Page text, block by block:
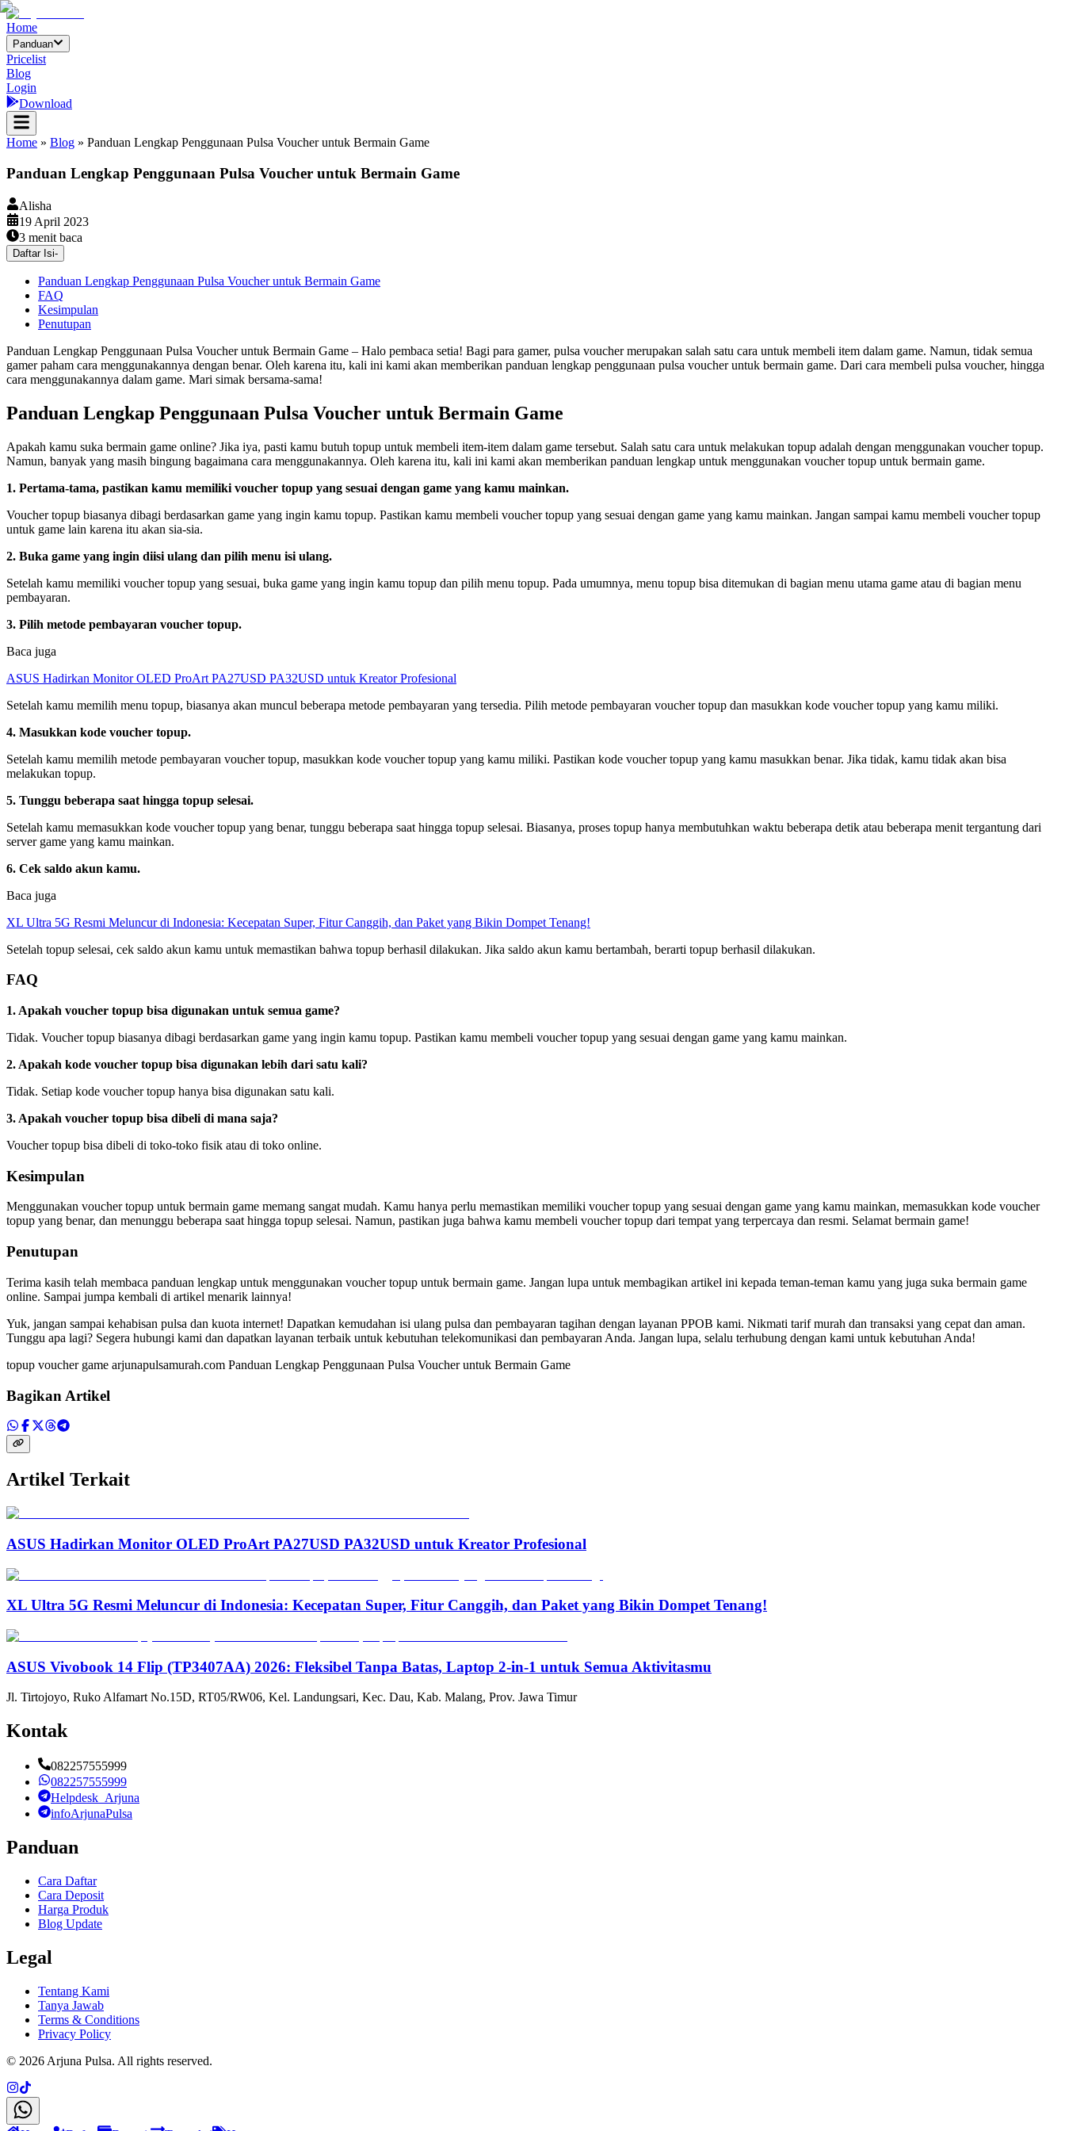
Home
Panduan
Pricelist
Blog
Login
Download
Home » Blog » Panduan Lengkap Penggunaan Pulsa Voucher untuk Bermain Game
Panduan Lengkap Penggunaan Pulsa Voucher untuk Bermain Game
Alisha
19 April 2023
3 menit baca
Daftar Isi-
Panduan Lengkap Penggunaan Pulsa Voucher untuk Bermain Game
FAQ
Kesimpulan
Penutupan
Panduan Lengkap Penggunaan Pulsa Voucher untuk Bermain Game – Halo pembaca setia! Bagi para gamer, pulsa voucher merupakan salah satu cara untuk membeli item dalam game. Namun, tidak semua
gamer paham cara menggunakannya dengan benar. Oleh karena itu, kali ini kami akan memberikan panduan lengkap penggunaan pulsa voucher untuk bermain game. Dari cara membeli pulsa voucher, hingga
cara menggunakannya dalam game. Mari simak bersama-sama!
Panduan Lengkap Penggunaan Pulsa Voucher untuk Bermain Game
Apakah kamu suka bermain game online? Jika iya, pasti kamu butuh topup untuk membeli item-item dalam game tersebut. Salah satu cara untuk melakukan topup adalah dengan menggunakan voucher topup.
Namun, banyak yang masih bingung bagaimana cara menggunakannya. Oleh karena itu, kali ini kami akan memberikan panduan lengkap untuk menggunakan voucher topup untuk bermain game.
1. Pertama-tama, pastikan kamu memiliki voucher topup yang sesuai dengan game yang kamu mainkan.
Voucher topup biasanya dibagi berdasarkan game yang ingin kamu topup. Pastikan kamu membeli voucher topup yang sesuai dengan game yang kamu mainkan. Jangan sampai kamu membeli voucher topup
untuk game lain karena itu akan sia-sia.
2. Buka game yang ingin diisi ulang dan pilih menu isi ulang.
Setelah kamu memiliki voucher topup yang sesuai, buka game yang ingin kamu topup dan pilih menu topup. Pada umumnya, menu topup bisa ditemukan di bagian menu utama game atau di bagian menu
pembayaran.
3. Pilih metode pembayaran voucher topup.
Baca juga
ASUS Hadirkan Monitor OLED ProArt PA27USD PA32USD untuk Kreator Profesional
Setelah kamu memilih menu topup, biasanya akan muncul beberapa metode pembayaran yang tersedia. Pilih metode pembayaran voucher topup dan masukkan kode voucher topup yang kamu miliki.
4. Masukkan kode voucher topup.
Setelah kamu memilih metode pembayaran voucher topup, masukkan kode voucher topup yang kamu miliki. Pastikan kode voucher topup yang kamu masukkan benar. Jika tidak, kamu tidak akan bisa
melakukan topup.
5. Tunggu beberapa saat hingga topup selesai.
Setelah kamu memasukkan kode voucher topup yang benar, tunggu beberapa saat hingga topup selesai. Biasanya, proses topup hanya membutuhkan waktu beberapa detik atau beberapa menit tergantung dari
server game yang kamu mainkan.
6. Cek saldo akun kamu.
Baca juga
XL Ultra 5G Resmi Meluncur di Indonesia: Kecepatan Super, Fitur Canggih, dan Paket yang Bikin Dompet Tenang!
Setelah topup selesai, cek saldo akun kamu untuk memastikan bahwa topup berhasil dilakukan. Jika saldo akun kamu bertambah, berarti topup berhasil dilakukan.
FAQ
1. Apakah voucher topup bisa digunakan untuk semua game?
Tidak. Voucher topup biasanya dibagi berdasarkan game yang ingin kamu topup. Pastikan kamu membeli voucher topup yang sesuai dengan game yang kamu mainkan.
2. Apakah kode voucher topup bisa digunakan lebih dari satu kali?
Tidak. Setiap kode voucher topup hanya bisa digunakan satu kali.
3. Apakah voucher topup bisa dibeli di mana saja?
Voucher topup bisa dibeli di toko-toko fisik atau di toko online.
Kesimpulan
Menggunakan voucher topup untuk bermain game memang sangat mudah. Kamu hanya perlu memastikan memiliki voucher topup yang sesuai dengan game yang kamu mainkan, memasukkan kode voucher
topup yang benar, dan menunggu beberapa saat hingga topup selesai. Namun, pastikan juga bahwa kamu membeli voucher topup dari tempat yang terpercaya dan resmi. Selamat bermain game!
Penutupan
Terima kasih telah membaca panduan lengkap untuk menggunakan voucher topup untuk bermain game. Jangan lupa untuk membagikan artikel ini kepada teman-teman kamu yang juga suka bermain game
online. Sampai jumpa kembali di artikel menarik lainnya!
Yuk, jangan sampai kehabisan pulsa dan kuota internet! Dapatkan kemudahan isi ulang pulsa dan pembayaran tagihan dengan layanan PPOB kami. Nikmati tarif murah dan transaksi yang cepat dan aman.
Tunggu apa lagi? Segera hubungi kami dan dapatkan layanan terbaik untuk kebutuhan telekomunikasi dan pembayaran Anda. Jangan lupa, selalu terhubung dengan kami untuk kebutuhan Anda!
topup voucher game arjunapulsamurah.com Panduan Lengkap Penggunaan Pulsa Voucher untuk Bermain Game
Bagikan Artikel
Artikel Terkait
ASUS Hadirkan Monitor OLED ProArt PA27USD PA32USD untuk Kreator Profesional
XL Ultra 5G Resmi Meluncur di Indonesia: Kecepatan Super, Fitur Canggih, dan Paket yang Bikin Dompet Tenang!
ASUS Vivobook 14 Flip (TP3407AA) 2026: Fleksibel Tanpa Batas, Laptop 2-in-1 untuk Semua Aktivitasmu
Jl. Tirtojoyo, Ruko Alfamart No.15D, RT05/RW06, Kel. Landungsari, Kec. Dau, Kab. Malang, Prov. Jawa Timur
Kontak
082257555999
082257555999
Helpdesk_Arjuna
infoArjunaPulsa
Panduan
Cara Daftar
Cara Deposit
Harga Produk
Blog Update
Legal
Tentang Kami
Tanya Jawab
Terms & Conditions
Privacy Policy
© 2026 Arjuna Pulsa. All rights reserved.